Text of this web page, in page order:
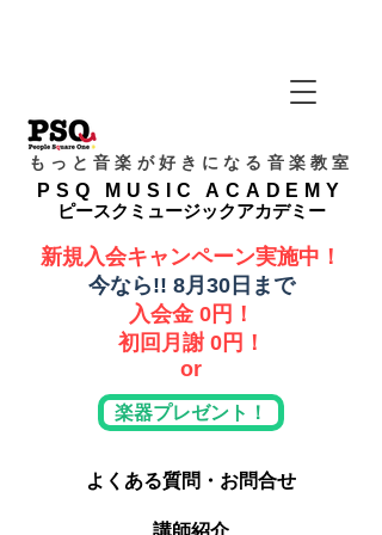
もっと音楽が好きになる音楽教室
PSQ MUSIC ACADEMY
ピースクミュージックアカデミー
よくある質問・お問合せ
講師紹介
新規入会キャンペーン実施中！
​今なら!! 8月30日まで
入会金 0円！
​初回月謝 0円！
or
楽器プレゼント！